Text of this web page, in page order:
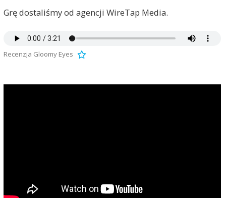
Grę dostaliśmy od agencji WireTap Media.
Recenzja Gloomy Eyes